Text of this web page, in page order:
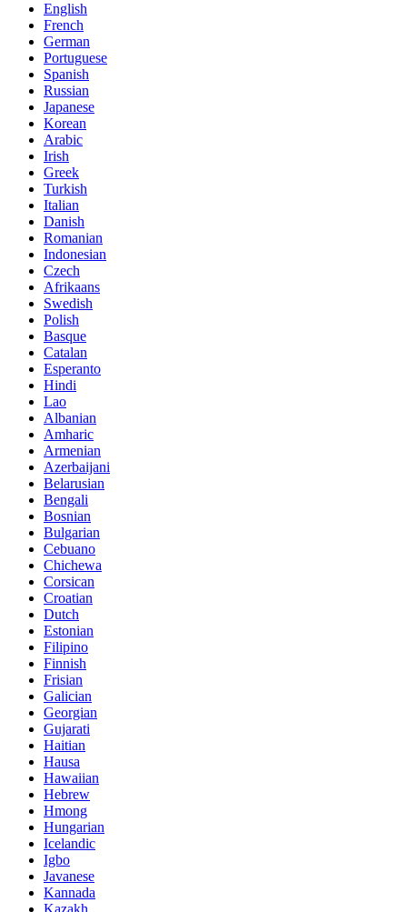
English
French
German
Portuguese
Spanish
Russian
Japanese
Korean
Arabic
Irish
Greek
Turkish
Italian
Danish
Romanian
Indonesian
Czech
Afrikaans
Swedish
Polish
Basque
Catalan
Esperanto
Hindi
Lao
Albanian
Amharic
Armenian
Azerbaijani
Belarusian
Bengali
Bosnian
Bulgarian
Cebuano
Chichewa
Corsican
Croatian
Dutch
Estonian
Filipino
Finnish
Frisian
Galician
Georgian
Gujarati
Haitian
Hausa
Hawaiian
Hebrew
Hmong
Hungarian
Icelandic
Igbo
Javanese
Kannada